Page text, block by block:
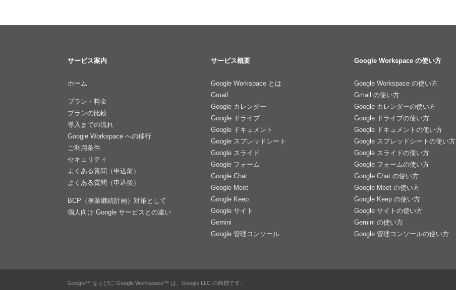
サービス案内
ホーム
プラン・料金
プランの比較
導入までの流れ
Google Workspace への移行
ご利用条件
セキュリティ
よくある質問（申込前）
よくある質問（申込後）
BCP（事業継続計画）対策として
個人向け Google サービスとの違い
サービス概要
Google Workspace とは
Gmail
Google カレンダー
Google ドライブ
Google ドキュメント
Google スプレッドシート
Google スライド
Google フォーム
Google Chat
Google Meet
Google Keep
Google サイト
Gemini
Google 管理コンソール
Google Workspace の使い方
Google Workspace の使い方
Gmail の使い方
Google カレンダーの使い方
Google ドライブの使い方
Google ドキュメントの使い方
Google スプレッドシートの使い方
Google スライドの使い方
Google フォームの使い方
Google Chat の使い方
Google Meet の使い方
Google Keep の使い方
Google サイトの使い方
Gemini の使い方
Google 管理コンソールの使い方
Google™ ならびに Google Workspace™ は、Google LLC の商標です。